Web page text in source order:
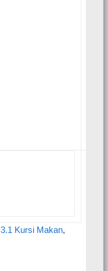
3.1 Kursi Makan,